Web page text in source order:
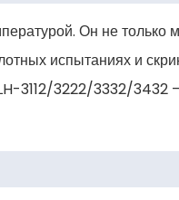
Он не только
испытаниях и
3112/3222/3332/3432